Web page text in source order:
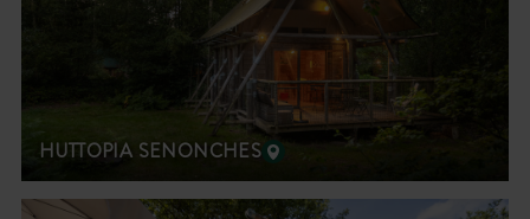
HUTTOPIA SENONCHES